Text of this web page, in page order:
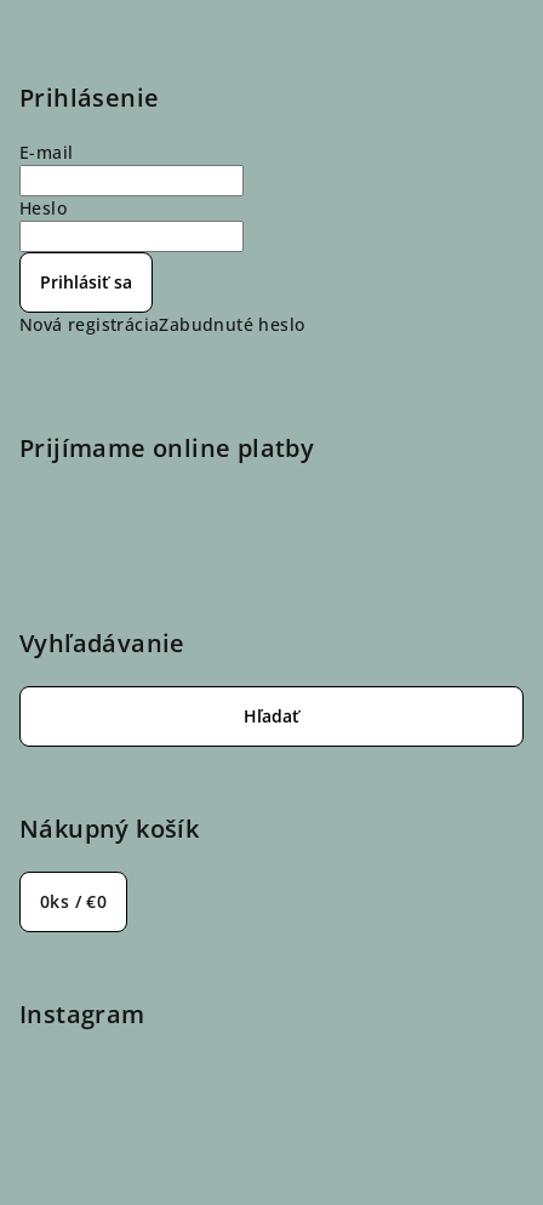
Prihlásenie
E-mail
Heslo
Prihlásiť sa
Nová registráciaZabudnuté heslo
Prijímame online platby
Vyhľadávanie
Hľadať
Nákupný košík
0ks /€0
Instagram